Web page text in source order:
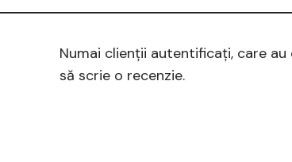
Numai clienții autentificați, care
să scrie o recenzie.